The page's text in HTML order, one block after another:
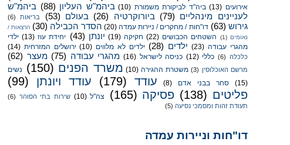
אירועים (13) ביה"ד לביקורת משמורת (10) ביהמ"ש העליון (88) ביהמ"ש
לעניינים מינהליים
(79) ביורוקרטיה (26) בעולם (53) בריאות (6)
גירוש (63) דו"חות / מחקרים / ניירות עמדה (20) הסדר הכבילה (30) הרצאות /
נאומים (1) השטחים הכבושים (22) חקיקה (19) יונתן (43) יחידת עוז (13) ילדי
מהגרי עבודה (23) ילדים (28) ילדים לא מלווים (10) ירושלים המזרחית (14)
כלכלה (6) כללי (12) כניסה לישראל (16) מהגרי עבודה (75) מעצר (62)
מרשם האוכלוסין (3) משטרת ההגירה (10) משרד הפנים (150)
נשים
(15)
סחר בבני אדם (8) עודד (179) עודד ויונתן
(99)
פליטים (138) פסיקה (165) צה"ל (10) שירות בתי הסוהר (6)
תעודת זהות ומסמכי נסיעה (5)
דו"חות וניירות עמדה